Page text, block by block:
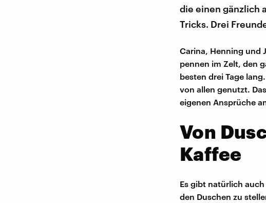
die einen gänzlich
Tricks. Drei
Carina, Henning und
pennen im Zelt, den
besten drei Tage
von allen genutzt.
eigenen Ansprüche
Von
Kaffee
Es gibt natürlich
den Duschen zu